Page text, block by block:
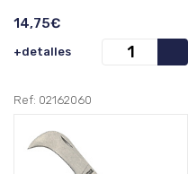
14,75€
+detalles
Ref: 02162060